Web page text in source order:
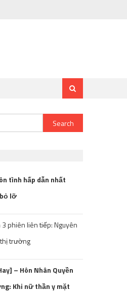
Search
for:
tình hấp dẫn nhất
lỡ
phiên liên tiếp: Nguyên
trường
– Hôn Nhân Quyền
Khi nữ thần y mặt